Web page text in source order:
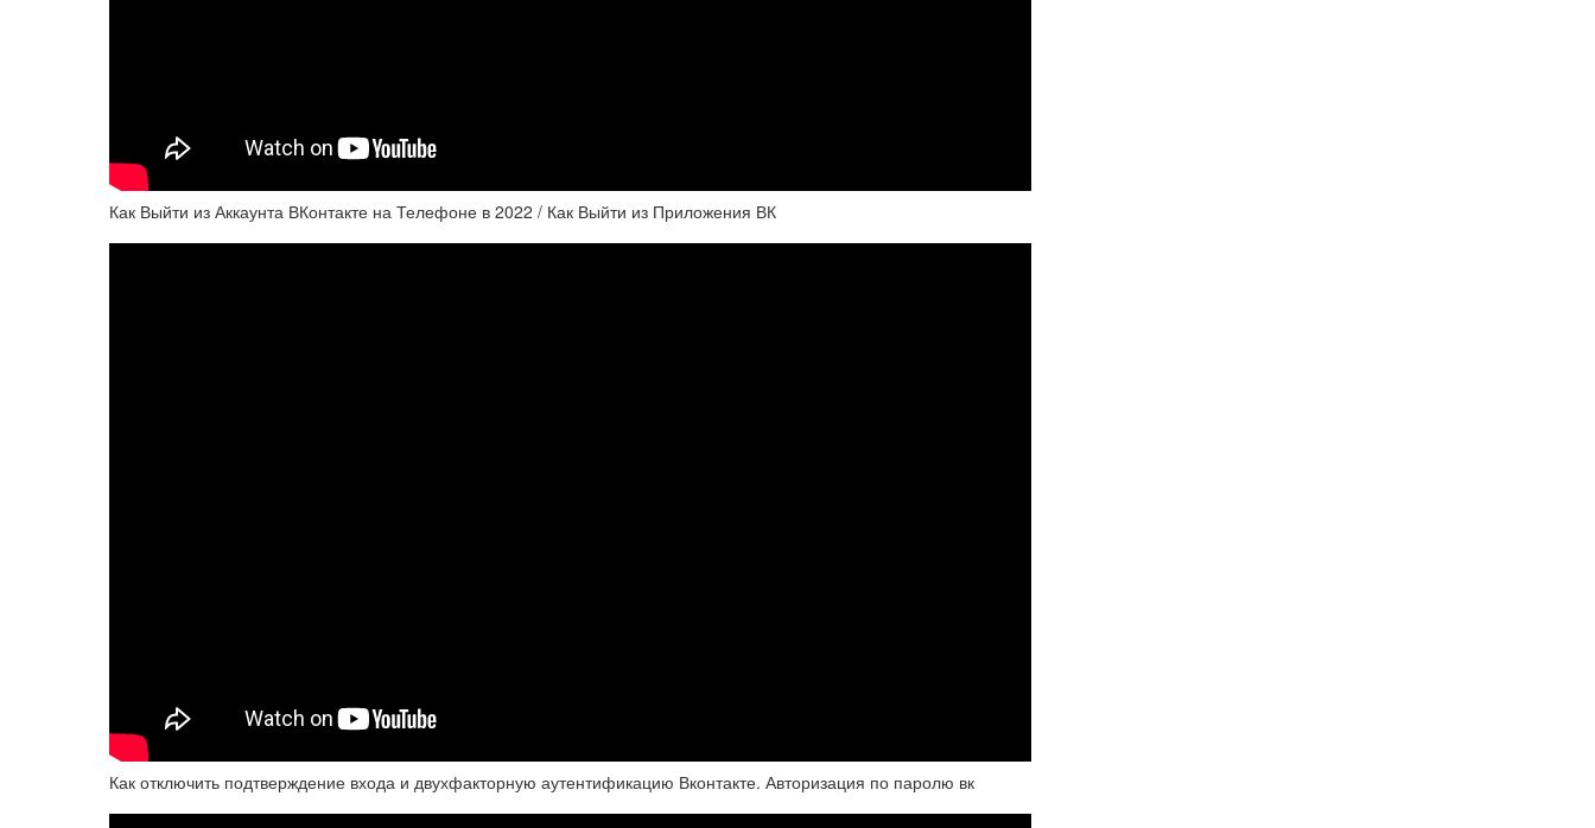
Как Выйти из Аккаунта ВКонтакте на Телефоне в 2022 / Как Выйти из Приложения ВК
Как отключить подтверждение входа и двухфакторную аутентификацию Вконтакте. Авторизация по паролю вк